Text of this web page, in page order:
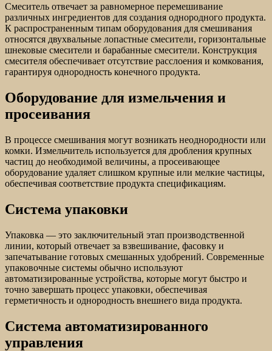
Смеситель отвечает за равномерное перемешивание
различных ингредиентов для создания однородного продукта.
К распространенным типам оборудования для смешивания
относятся двухвальные лопастные смесители, горизонтальные
шнековые смесители и барабанные смесители. Конструкция
смесителя обеспечивает отсутствие расслоения и комкования,
гарантируя однородность конечного продукта.
Оборудование для измельчения и
просеивания
В процессе смешивания могут возникать неоднородности или
комки. Измельчитель используется для дробления крупных
частиц до необходимой величины, а просеивающее
оборудование удаляет слишком крупные или мелкие частицы,
обеспечивая соответствие продукта спецификациям.
Система упаковки
Упаковка — это заключительный этап производственной
линии, который отвечает за взвешивание, фасовку и
запечатывание готовых смешанных удобрений. Современные
упаковочные системы обычно используют
автоматизированные устройства, которые могут быстро и
точно завершать процесс упаковки, обеспечивая
герметичность и однородность внешнего вида продукта.
Система автоматизированного
управления